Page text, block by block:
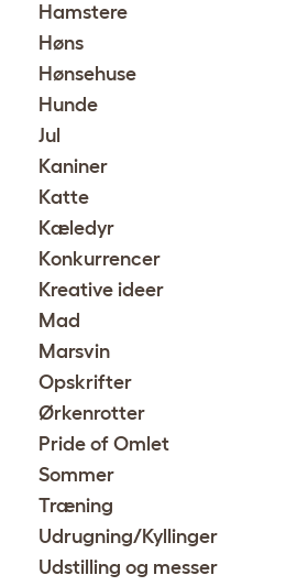
Hamstere
Høns
Hønsehuse
Hunde
Jul
Kaniner
Katte
Kæledyr
Konkurrencer
Kreative ideer
Mad
Marsvin
Opskrifter
Ørkenrotter
Pride of Omlet
Sommer
Træning
Udrugning/Kyllinger
Udstilling og messer